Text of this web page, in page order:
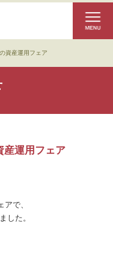
資産運用フェア
産運用フェア
で、
した。